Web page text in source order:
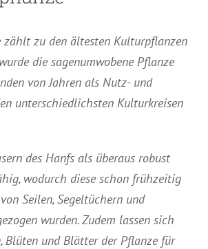
zählt zu den ältesten Kulturpflanzen
die sagenumwobene Pflanze
von Jahren als Nutz- und
unterschiedlichsten Kulturkreisen
des Hanfs als überaus robust
wodurch diese schon frühzeitig
Seilen, Segeltüchern und
wurden. Zudem lassen sich
Blüten und Blätter der Pflanze für